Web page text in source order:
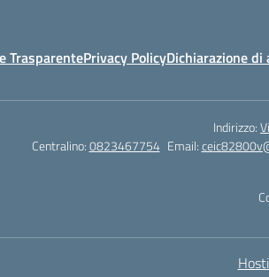
TrasparentePrivacy PolicyDichiarazione
Indirizzo:
Centralino:0823467754 Email: